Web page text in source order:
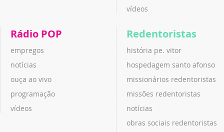
vídeos
Rádio POP
empregos
notícias
ouça ao vivo
programação
vídeos
Redentoristas
história pe. vitor
hospedagem santo afonso
missionários redentoristas
missões redentoristas
notícias
obras sociais redentoristas